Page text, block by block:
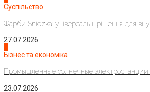
Суспільство
Фарби Sniezka: універсальні рішення для
27.07.2026
Бізнес та економіка
Промышленные солнечные
23.07.2026